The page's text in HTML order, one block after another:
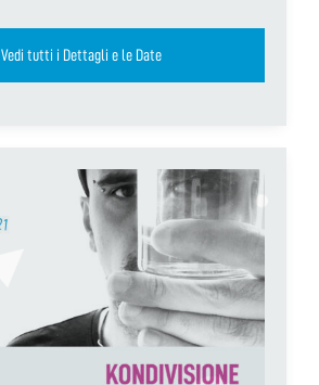
Vedi tutti i Dettagli e le Date